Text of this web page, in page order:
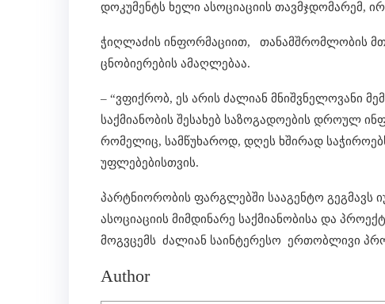
დოკუმენტს ხელი ასოციაციის თავმჯდომარემ,
ჭიღლაძის ინფორმაციით, თანამშრომლობის
ცნობიერების ამაღლებაა.
– “ვფიქრობ, ეს არის ძალიან მნიშვნელოვანი
საქმიანობის შესახებ საზოგადოების დროულ
რომელიც, სამწუხაროდ, დღეს ხშირად
უფლებებისთვის.
პარტნიორობის ფარგლებში სააგენტო გეგმავს
ასოციაციის მიმდინარე საქმიანობისა და
მოგვცემს ძალიან საინტერესო ერთობლივი
Author